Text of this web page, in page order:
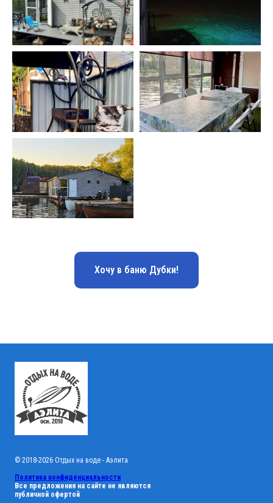
Хочу в баню Дубки!
© 2018-2026 Отдых на воде - Аэлита
Политика конфиденциальности
Все предложения на сайте не являются
публичной офертой